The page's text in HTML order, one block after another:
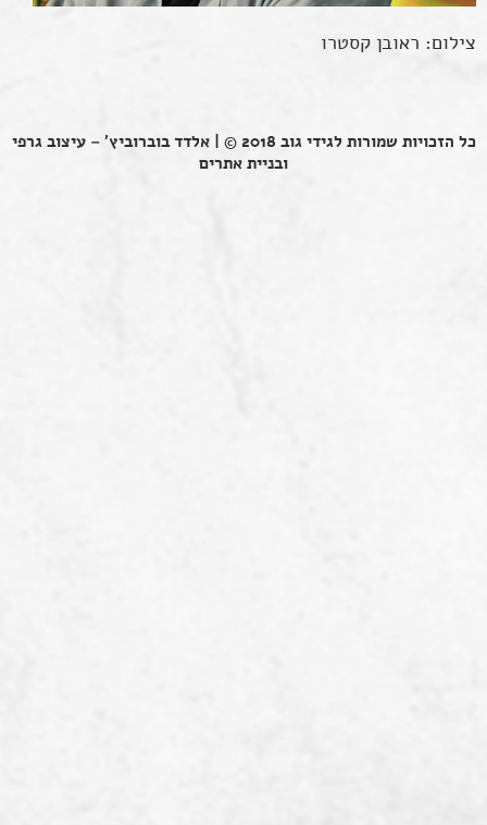
צילום: ראובן קסטרו
כל הזכויות שמורות לגידי גוב 2018 © |
אלדד בוברוביץ' – עיצוב גרפי
ובניית אתרים